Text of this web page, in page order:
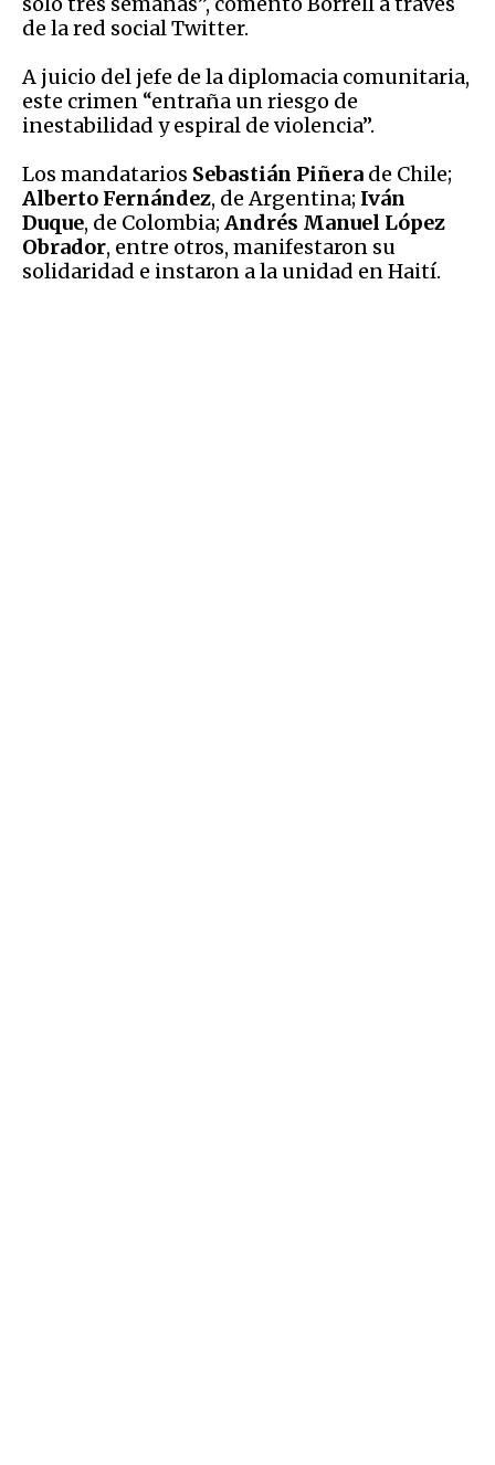
de la red social Twitter.
A juicio del jefe de la diplomacia comunitaria,
este crimen “entraña un riesgo de
inestabilidad y espiral de violencia”.
Los mandatarios Sebastián Piñera de Chile;
Alberto Fernández, de Argentina; Iván
Duque, de Colombia; Andrés Manuel López
Obrador, entre otros, manifestaron su
solidaridad e instaron a la unidad en Haití.